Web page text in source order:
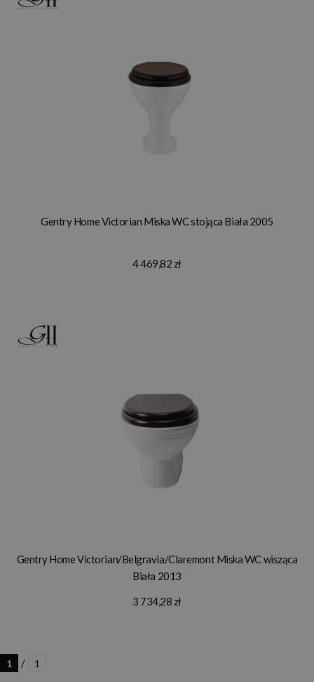
Gentry Home Victorian Miska WC stojąca Biała 2005
4 469,82 zł
Gentry Home Victorian/Belgravia/Claremont Miska WC wisząca
Biała 2013
3 734,28 zł
1 / 1